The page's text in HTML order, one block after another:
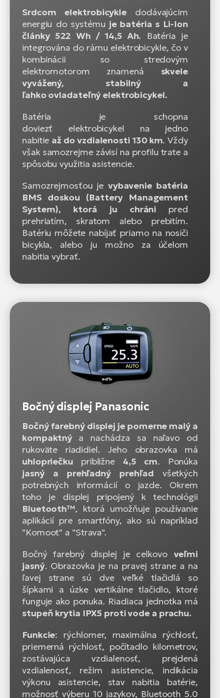
Srdcom elektrobicykle dodávajúcim
energiu do systému je batéria s Li-Ion
články 522 Wh / 14,5 Ah. Batéria je
integrována do rámu elektrobicykle, čo v
kombinácii so stredovým
elektromotorom znamená skvele
vyvážený, stabilný a
ľahko ovladateľný elektrobicykel.
Batéria je schopna
doviezť elektrobicykel na jedno
nabitie až do vzdialenosti 130 km. Vždy
však samozrejme závisí na profilu trate a
spôsobu využitia asistencie.
Samozrejmosťou je vybavenie batéria
BMS doskou (Battery Management
System), ktorá ju chráni pred
prehriatím, skratom alebo prebitím.
Batériu môžete nabíjať priamo na nosiči
bicykla, alebo ju možno za účelom
nabitia vybrať.
Bočný displej Panasonic
Bočný farebný displej je pomerne malý a
kompaktný a nachádza sa naľavo od
rukoväte riadidiel. Jeho obrazovka má
uhlopriečku približne 4,5 cm. Ponúka
jasný a prehľadný prehľad všetkých
potrebných informácií o jazde. Okrem
toho je displej pripojený k technológii
Bluetooth™, ktorá umožňuje používanie
aplikácií pre smartfóny, ako sú napríklad
"Komoot" a "Strava".
Bočný farebný displej je celkovo veľmi
jasný. Obrazovka je na pravej strane a na
ľavej strane sú dve veľké tlačidlá so
šípkami a úzke vertikálne tlačidlo, ktoré
funguje ako ponuka. Riadiaca jednotka má
stupeň krytia IPX5 proti vode a prachu.
Funkcie: rýchlomer, maximálna rýchlosť,
priemerná rýchlosť, počítadlo kilometrov,
zostávajúca vzdialenosť, prejdená
vzdialenosť, režim asistencie, indikácia
výkonu asistencie, stav nabitia batérie,
možnosť výberu 10 jazykov, Bluetooth 5.0